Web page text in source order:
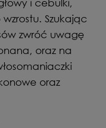
Szukając
zwróć uwagę
oraz na
oraz